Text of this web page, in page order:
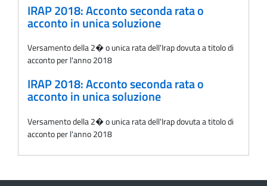
IRAP 2018: Acconto seconda rata o
acconto in unica soluzione
Versamento della 2� o unica rata dell'Irap dovuta a titolo di
acconto per l'anno 2018
IRAP 2018: Acconto seconda rata o
acconto in unica soluzione
Versamento della 2� o unica rata dell'Irap dovuta a titolo di
acconto per l'anno 2018